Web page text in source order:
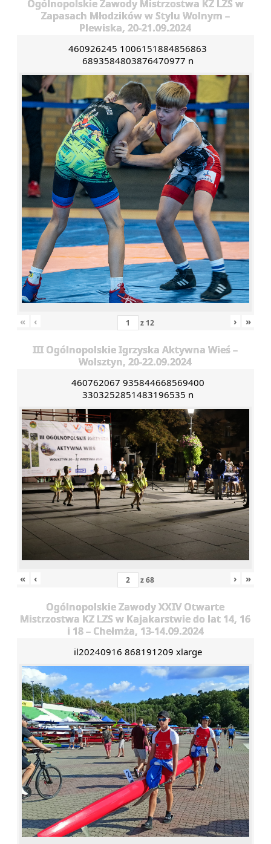
Ogólnopolskie Zawody Mistrzostwa KZ LZS w
Zapasach Młodzików w Stylu Wolnym –
Plewiska, 20-21.09.2024
460926245 1006151884856863
6893584803876470977 n
« ‹ z 12 › »
III Ogólnopolskie Igrzyska Aktywna Wieś –
Wolsztyn, 20-22.09.2024
460762067 935844668569400
3303252851483196535 n
« ‹ z68 › »
Ogólnopolskie Zawody XXIV Otwarte
Mistrzostwa KZ LZS w Kajakarstwie do lat 14, 16
i 18 – Chełmża, 13-14.09.2024
il20240916 868191209 xlarge